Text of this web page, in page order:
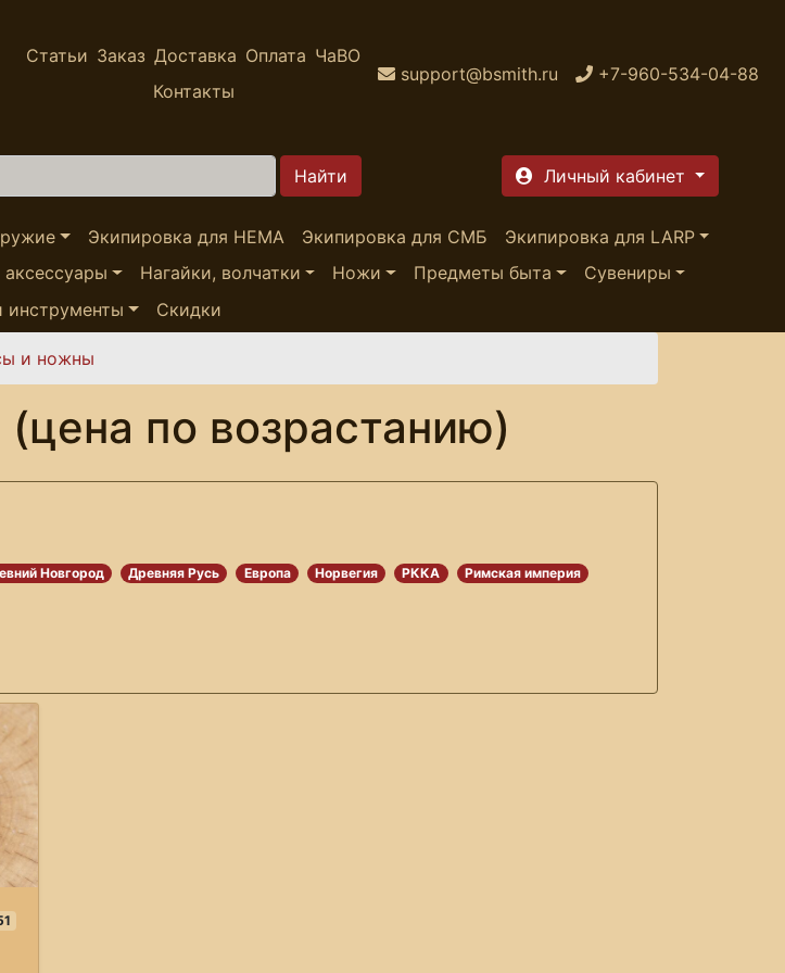
Статьи Заказ Доставка Оплата ЧаВО
Контакты
support@bsmith.ru +7-960-534-04-88
Личный кабинет
Экипировка для HEMA Экипировка для СМБ
Экипировка для LARP
Нагайки, волчатки Ножи Предметы быта
Сувениры
инструменты
Скидки
и ножны
по возрастанию)
Новгород Древняя Русь Европа Норвегия РККА
Римская империя